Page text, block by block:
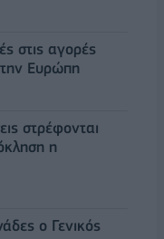
στις αγορές
Ευρώπη
στρέφονται
η
ο Γενικός